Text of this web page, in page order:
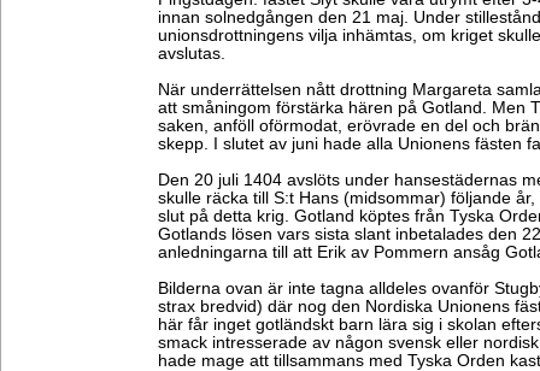
innan solnedgången den 21 maj. Under
unionsdrottningens vilja inhämtas, om kriget
avslutas.
När underrättelsen nått drottning Margareta
att småningom förstärka hären på Gotland. Men
saken, anföll oförmodat, erövrade en del och
skepp. I slutet av juni hade alla Unionens fästen
Den 20 juli 1404 avslöts under hansestädernas
skulle räcka till S:t Hans (midsommar) följande
slut på detta krig. Gotland köptes från Tyska
Gotlands lösen vars sista slant inbetalades den
anledningarna till att Erik av Pommern ansåg
Bilderna ovan är inte tagna alldeles ovanför
strax bredvid) där nog den Nordiska Unionens
här får inget gotländskt barn lära sig i skolan
smack intresserade av någon svensk eller
hade mage att tillsammans med Tyska Orden